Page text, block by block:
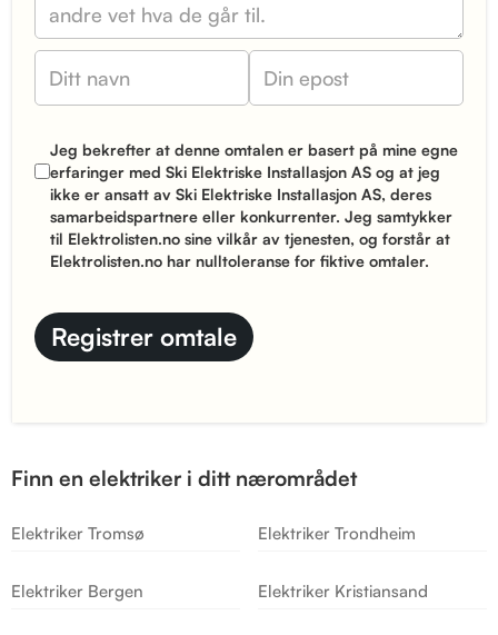
Jeg bekrefter at denne omtalen er basert på mine egne
erfaringer med Ski Elektriske Installasjon AS og at jeg
ikke er ansatt av Ski Elektriske Installasjon AS, deres
samarbeidspartnere eller konkurrenter. Jeg samtykker
til Elektrolisten.no sine vilkårav tjenesten, og forstår at
Elektrolisten.no har nulltoleranse for fiktive omtaler.
Finn en elektriker i ditt nærområdet
Elektriker Tromsø Elektriker Trondheim
Elektriker Bergen Elektriker Kristiansand